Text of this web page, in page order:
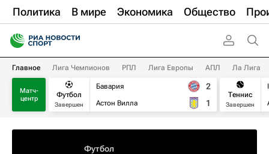
Политика В мире Экономика Общество
Главное Лига Чемпионов РПЛ Лига Европы АПЛ Ла Лига
Матч-
центр
Футбол
Завершен
Бавария
Астон Вилла
2
1
Теннис
Завершен
Футбол